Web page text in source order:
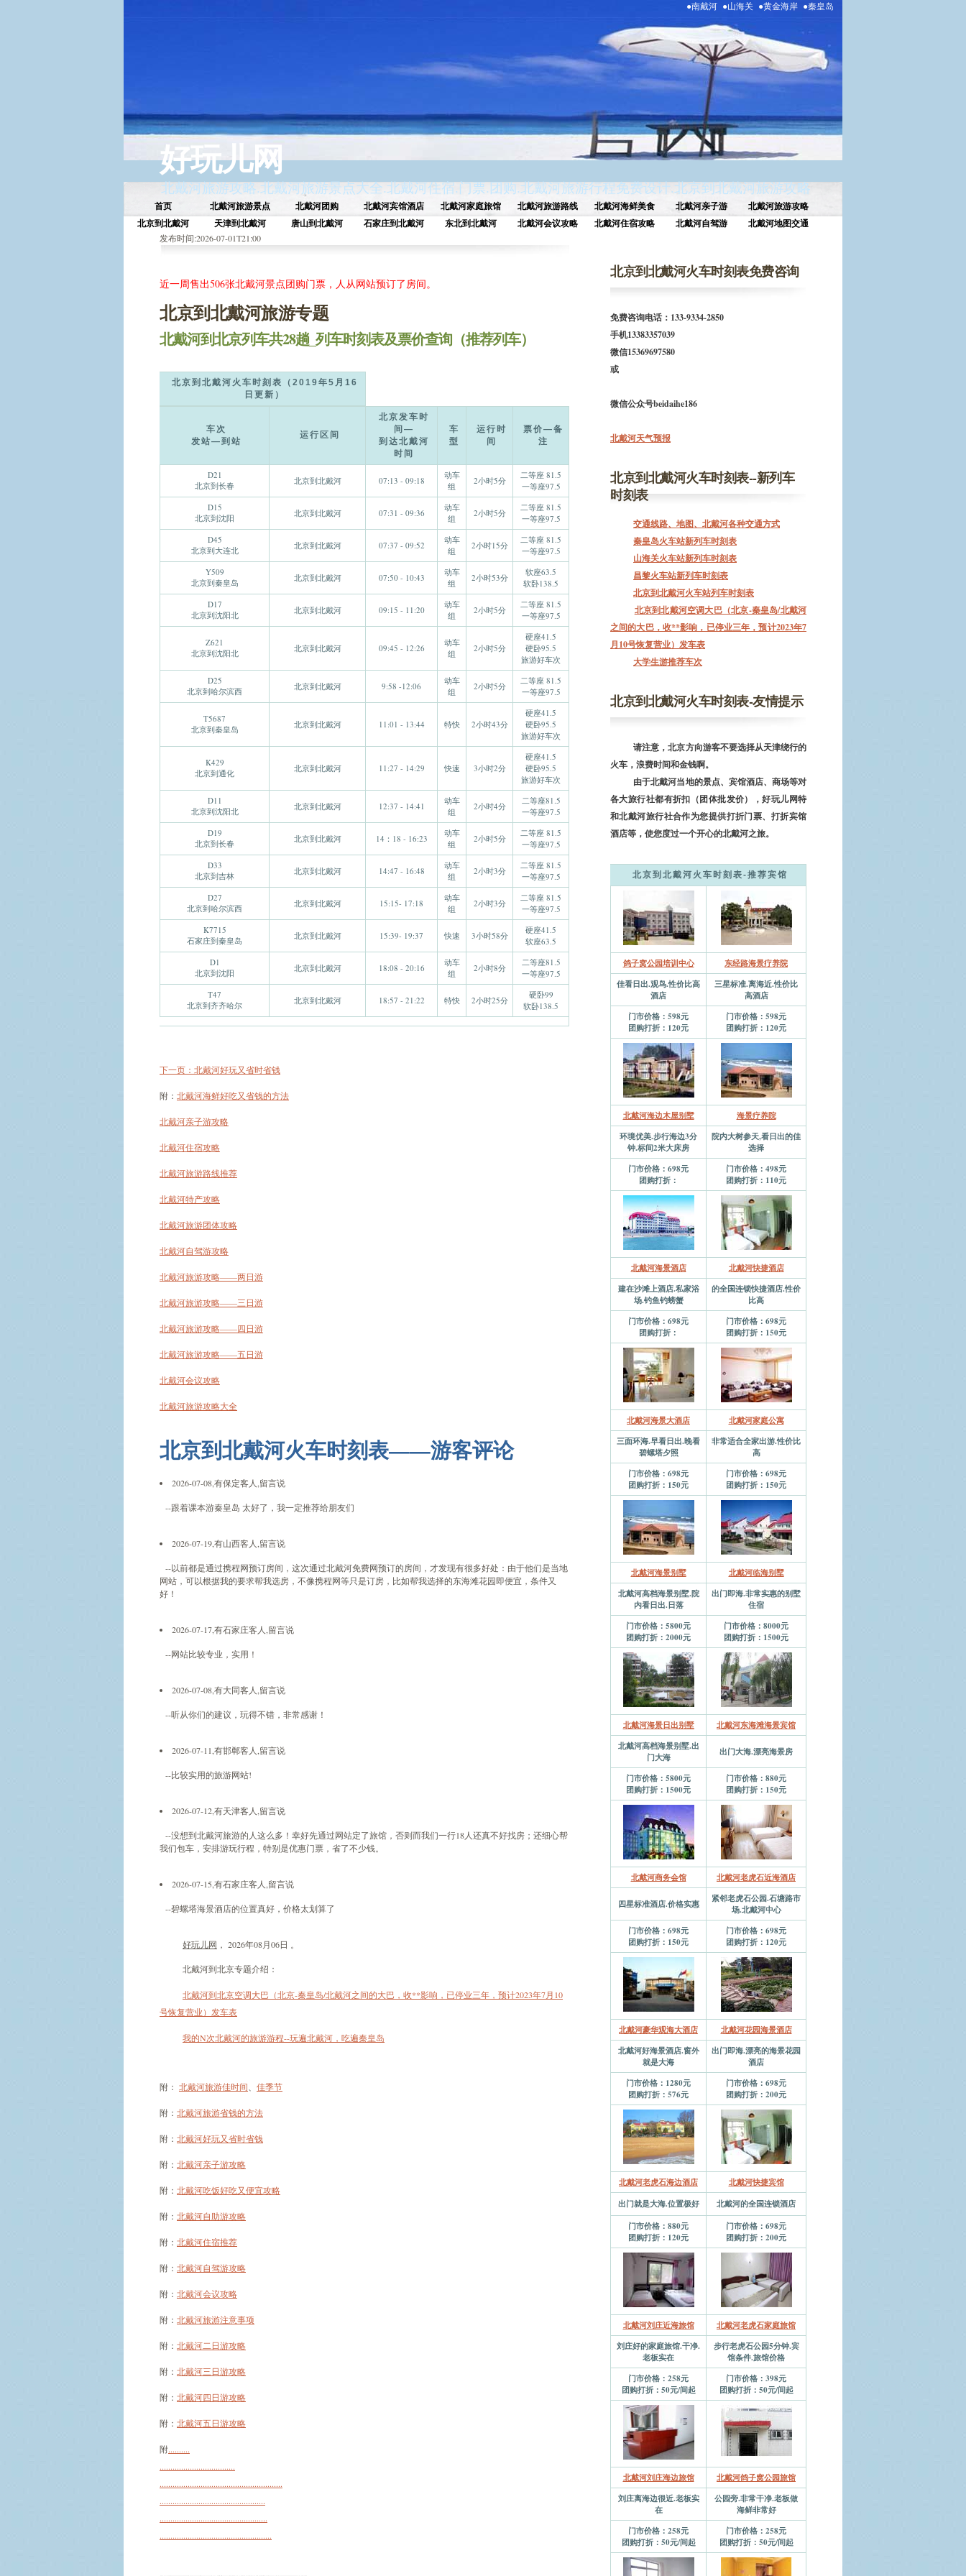
●南戴河 ●山海关 ●黄金海岸 ●秦皇岛
好玩儿网
北戴河旅游攻略.北戴河旅游景点大全.北戴河住宿.门票.团购.北戴河旅游行程免费设计.北京到北戴河旅游攻略
首页 北戴河旅游景点 北戴河团购 北戴河宾馆酒店 北戴河家庭旅馆 北戴河旅游路线 北戴河海鲜美食 北戴河亲子游
北戴河旅游攻略
北京到北戴河
天津到北戴河 唐山到北戴河 石家庄到北戴河 东北到北戴河 北戴河会议攻略 北戴河住宿攻略 北戴河自驾游 北戴河地图交通
发布时间:2026-07-01T21:00
近一周售出 506张北戴河景点团购门票，人从网站预订了房间。
北京到北戴河旅游专题
北戴河到北京列车共28趟_列车时刻表及票价查询（推荐列车）
北京到北戴河火车时刻表（2019年5月16
日更新）
车次
发站—到站
运行区间
北京发车时
间—
到达北戴河
时间
车
型
运行时
间
票价—备
注
D21
北京到长春
北京到北戴河 07:13 - 09:18
动车
组
2小时5分
二等座 81.5
一等座97.5
D15
北京到沈阳
北京到北戴河 07:31 - 09:36
动车
组
2小时5分
二等座 81.5
一等座97.5
D45
北京到大连北
北京到北戴河 07:37 - 09:52
动车
组
2小时15分
二等座 81.5
一等座97.5
Y509
北京到秦皇岛
北京到北戴河 07:50 - 10:43
动车
组
2小时53分
软座63.5
软卧138.5
D17
北京到沈阳北
北京到北戴河 09:15 - 11:20
动车
组
2小时5分
二等座 81.5
一等座97.5
Z621
北京到沈阳北
北京到北戴河 09:45 - 12:26
动车
组
2小时5分
硬座41.5
硬卧95.5
旅游好车次
D25
北京到哈尔滨西
北京到北戴河 9:58 -12:06
动车
组
2小时5分
二等座 81.5
一等座97.5
T5687
北京到秦皇岛
北京到北戴河 11:01 - 13:44 特快 2小时43分
硬座41.5
硬卧95.5
旅游好车次
K429
北京到通化
北京到北戴河 11:27 - 14:29 快速 3小时2分
硬座41.5
硬卧95.5
旅游好车次
D11
北京到沈阳北
北京到北戴河 12:37 - 14:41
动车
组
2小时4分
二等座81.5
一等座97.5
D19
北京到长春
北京到北戴河 14：18 - 16:23
动车
组
2小时5分
二等座 81.5
一等座97.5
D33
北京到吉林
北京到北戴河 14:47 - 16:48
动车
组
2小时3分
二等座 81.5
一等座97.5
D27
北京到哈尔滨西
北京到北戴河 15:15- 17:18
动车
组
2小时3分
二等座 81.5
一等座97.5
K7715
石家庄到秦皇岛
北京到北戴河 15:39- 19:37 快速 3小时58分
硬座41.5
软座63.5
D1
北京到沈阳
北京到北戴河 18:08 - 20:16
动车
组
2小时8分
二等座81.5
一等座97.5
T47
北京到齐齐哈尔
北京到北戴河 18:57 - 21:22 特快 2小时25分
硬卧99
软卧138.5
下一页：北戴河好玩又省时省钱
附： 北戴河海鲜好吃又省钱的方法
北戴河亲子游攻略
北戴河住宿攻略
北戴河旅游路线推荐
北戴河特产攻略
北戴河旅游团体攻略
北戴河自驾游攻略
北戴河旅游攻略——两日游
北戴河旅游攻略——三日游
北戴河旅游攻略——四日游
北戴河旅游攻略——五日游
北戴河会议攻略
北戴河旅游攻略大全
北京到北戴河火车时刻表——游客评论
2026-07-08,有保定客人,留言说
--跟着课本游秦皇岛 太好了，我一定推荐给朋友们
2026-07-19,有山西客人,留言说
--以前都是通过携程网预订房间，这次通过北戴河免费网预订的房间，才发现有很多好处：由于他们是当地
网站，可以根据我的要求帮我选房，不像携程网等只是订房，比如帮我选择的东海滩花园即便宜，条件又
好！
2026-07-17,有石家庄客人,留言说
--网站比较专业，实用！
2026-07-08,有大同客人,留言说
--听从你们的建议，玩得不错，非常感谢！
2026-07-11,有邯郸客人,留言说
--比较实用的旅游网站!
2026-07-12,有天津客人,留言说
--没想到北戴河旅游的人这么多！幸好先通过网站定了旅馆，否则而我们一行18人还真不好找房；还细心帮
我们包车，安排游玩行程，特别是优惠门票，省了不少钱。
2026-07-15,有石家庄客人,留言说
--碧螺塔海景酒店的位置真好，价格太划算了
好玩儿网 ， 2026年08月06日 。
北戴河到北京专题介绍：
北戴河到北京空调大巴（北京-秦皇岛/北戴河之间的大巴，收**影响，已停业三年，预计2023年7月10
号恢复营业）发车表
我的N次北戴河的旅游游程--玩遍北戴河，吃遍秦皇岛
附： 北戴河旅游佳时间 佳季节
附： 北戴河旅游省钱的方法
附： 北戴河好玩又省时省钱
附： 北戴河亲子游攻略
附： 北戴河吃饭好吃又便宜攻略
附： 北戴河自助游攻略
附： 北戴河住宿推荐
附： 北戴河自驾游攻略
附： 北戴河会议攻略
附： 北戴河旅游注意事项
附： 北戴河二日游攻略
附： 北戴河三日游攻略
附： 北戴河四日游攻略
附： 北戴河五日游攻略
附..........
...................................
.........................................................
.................................................
..................................................
....................................................
北京到北戴河火车时刻表免费咨询
免费咨询电话：133-9334-2850
手机13383357039
微信15369697580
或
微信公众号beidaihe186
北戴河天气预报
北京到北戴河火车时刻表--新列车
时刻表
交通线路、地图、北戴河各种交通方式
秦皇岛火车站新列车时刻表
山海关火车站新列车时刻表
昌黎火车站新列车时刻表
北京到北戴河火车站列车时刻表
北京到北戴河空调大巴（北京-秦皇岛/北戴河
之间的大巴，收**影响，已停业三年，预计2023年7
月10号恢复营业）发车表
大学生游推荐车次
北京到北戴河火车时刻表-友情提示
请注意，北京方向游客不要选择从天津绕行的
火车，浪费时间和金钱啊。
由于北戴河当地的景点、宾馆酒店、商场等对
各大旅行社都有折扣（团体批发价），好玩儿网特
和北戴河旅行社合作为您提供打折门票、打折宾馆
酒店等，使您度过一个开心的北戴河之旅。
北京到北戴河火车时刻表-推荐宾馆
鸽子窝公园培训中心
东经路海景疗养院
佳看日出.观鸟.性价比高
酒店
三星标准.离海近.性价比
高酒店
门市价格：598元
团购打折：120元
门市价格：598元
团购打折：120元
北戴河海边木屋别墅
海景疗养院
环境优美.步行海边3分
钟.标间2米大床房
院内大树参天,看日出的佳
选择
门市价格：698元
团购打折：
门市价格：498元
团购打折：110元
北戴河海景酒店
北戴河快捷酒店
建在沙滩上酒店.私家浴
场.钓鱼钓螃蟹
的全国连锁快捷酒店.性价
比高
门市价格：698元
团购打折：
门市价格：698元
团购打折：150元
北戴河海景大酒店
北戴河家庭公寓
三面环海.早看日出.晚看
碧螺塔夕照
非常适合全家出游.性价比
高
门市价格：698元
团购打折：150元
门市价格：698元
团购打折：150元
北戴河海景别墅
北戴河临海别墅
北戴河高档海景别墅.院
内看日出.日落
出门即海.非常实惠的别墅
住宿
门市价格：5800元
团购打折：2000元
门市价格：8000元
团购打折：1500元
北戴河海景日出别墅
北戴河东海滩海景宾馆
北戴河高档海景别墅.出
门大海
出门大海.漂亮海景房
门市价格：5800元
团购打折：1500元
门市价格：880元
团购打折：150元
北戴河商务会馆 北戴河老虎石近海酒店
四星标准酒店.价格实惠
紧邻老虎石公园.石塘路市
场.北戴河中心
门市价格：698元
团购打折：150元
门市价格：698元
团购打折：120元
北戴河豪华观海大酒店
北戴河花园海景酒店
北戴河好海景酒店.窗外
就是大海
出门即海.漂亮的海景花园
酒店
门市价格：1280元
团购打折：576元
门市价格：698元
团购打折：200元
北戴河老虎石海边酒店
北戴河快捷宾馆
出门就是大海.位置极好
北戴河的全国连锁酒店
门市价格：880元
团购打折：120元
门市价格：698元
团购打折：200元
北戴河刘庄近海旅馆
北戴河老虎石家庭旅馆
刘庄好的家庭旅馆.干净.
老板实在
步行老虎石公园5分钟.宾
馆条件.旅馆价格
门市价格：258元
团购打折：50元/间起
门市价格：398元
团购打折：50元/间起
北戴河刘庄海边旅馆
北戴河鸽子窝公园旅馆
刘庄离海边很近.老板实
在
公园旁.非常干净.老板做
海鲜非常好
门市价格：258元
团购打折：50元/间起
门市价格：258元
团购打折：50元/间起